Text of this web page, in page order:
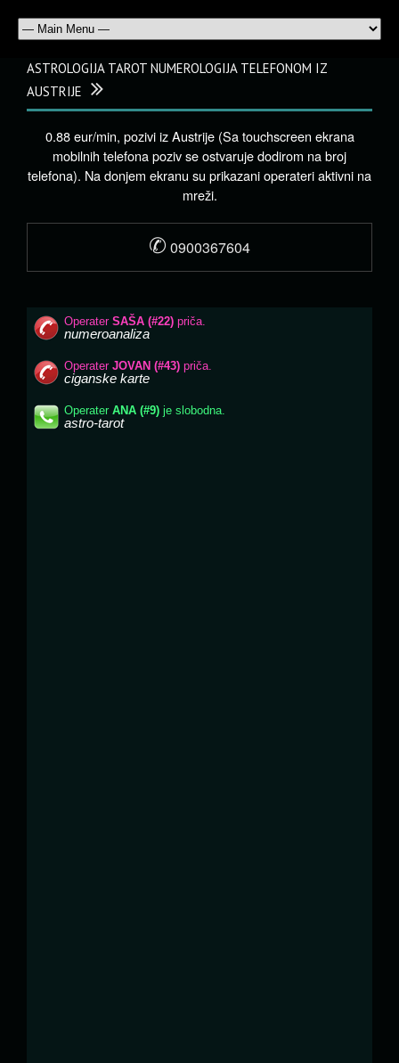
ASTROLOGIJA TAROT NUMEROLOGIJA TELEFONOM IZ
AUSTRIJE
0.88 eur/min, pozivi iz Austrije (Sa touchscreen ekrana
mobilnih telefona poziv se ostvaruje dodirom na broj
telefona). Na donjem ekranu su prikazani operateri aktivni na
mreži.
✆ 0900367604